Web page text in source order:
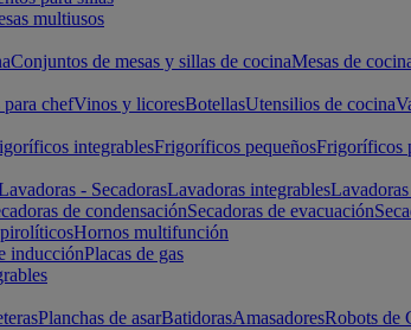
multiusos
Conjuntos de mesas y sillas de cocinaMesas de
chefVinos y licoresBotellasUtensilios de cocina
integrablesFrigoríficos pequeñosFrigoríficos
- SecadorasLavadoras integrables
de condensaciónSecadoras de evacuación
Hornos multifunción
inducciónPlacas de gas
Planchas de asarBatidorasAmasadoresRobots de